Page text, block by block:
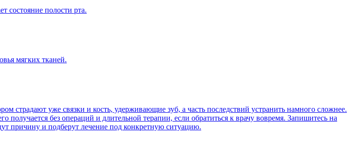
состояние полости рта.
мягких тканей.
страдают уже связки и кость, удерживающие зуб, а часть последствий устранить намного сложнее.
без операций и длительной терапии, если обратиться к врачу вовремя. Запишитесь на
причину и подберут лечение под конкретную ситуацию.